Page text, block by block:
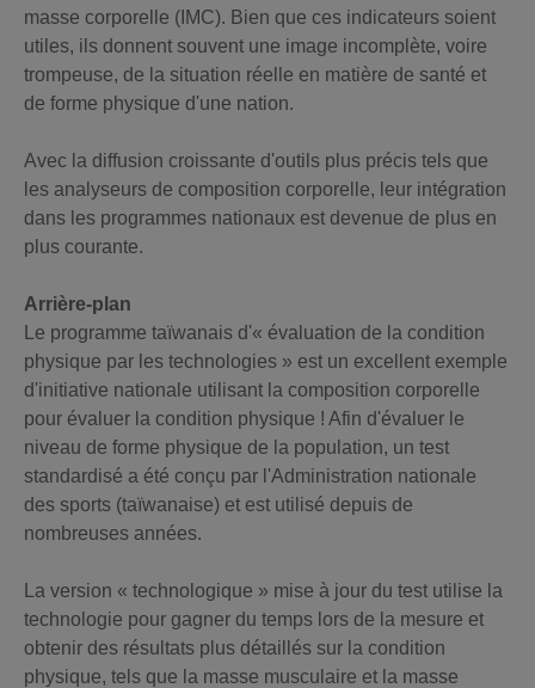
masse corporelle (IMC). Bien que ces indicateurs soient
utiles, ils donnent souvent une image incomplète, voire
trompeuse, de la situation réelle en matière de santé et
de forme physique d'une nation.
Avec la diffusion croissante d'outils plus précis tels que
les analyseurs de composition corporelle, leur intégration
dans les programmes nationaux est devenue de plus en
plus courante.
Arrière-plan
Le programme taïwanais d'« évaluation de la condition
physique par les technologies » est un excellent exemple
d'initiative nationale utilisant la composition corporelle
pour évaluer la condition physique ! Afin d'évaluer le
niveau de forme physique de la population, un test
standardisé a été conçu par l'Administration nationale
des sports (taïwanaise) et est utilisé depuis de
nombreuses années.
La version « technologique » mise à jour du test utilise la
technologie pour gagner du temps lors de la mesure et
obtenir des résultats plus détaillés sur la condition
physique, tels que la masse musculaire et la masse